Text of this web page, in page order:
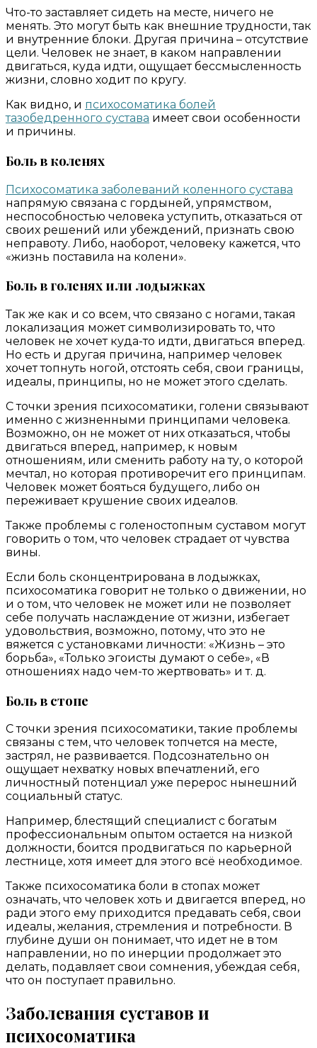
Что-то заставляет сидеть на месте, ничего не
менять. Это могут быть как внешние трудности, так
и внутренние блоки. Другая причина – отсутствие
цели. Человек не знает, в каком направлении
двигаться, куда идти, ощущает бессмысленность
жизни, словно ходит по кругу.
Как видно, и психосоматика болей
тазобедренного сустава имеет свои особенности
и причины.
Боль в коленях
Психосоматика заболеваний коленного сустава
напрямую связана с гордыней, упрямством,
неспособностью человека уступить, отказаться от
своих решений или убеждений, признать свою
неправоту. Либо, наоборот, человеку кажется, что
«жизнь поставила на колени».
Боль в голенях или лодыжках
Так же как и со всем, что связано с ногами, такая
локализация может символизировать то, что
человек не хочет куда-то идти, двигаться вперед.
Но есть и другая причина, например человек
хочет топнуть ногой, отстоять себя, свои границы,
идеалы, принципы, но не может этого сделать.
С точки зрения психосоматики, голени связывают
именно с жизненными принципами человека.
Возможно, он не может от них отказаться, чтобы
двигаться вперед, например, к новым
отношениям, или сменить работу на ту, о которой
мечтал, но которая противоречит его принципам.
Человек может бояться будущего, либо он
переживает крушение своих идеалов.
Также проблемы с голеностопным суставом могут
говорить о том, что человек страдает от чувства
вины.
Если боль сконцентрирована в лодыжках,
психосоматика говорит не только о движении, но
и о том, что человек не может или не позволяет
себе получать наслаждение от жизни, избегает
удовольствия, возможно, потому, что это не
вяжется с установками личности: «Жизнь – это
борьба», «Только эгоисты думают о себе», «В
отношениях надо чем-то жертвовать» и т. д.
Боль в стопе
С точки зрения психосоматики, такие проблемы
связаны с тем, что человек топчется на месте,
застрял, не развивается. Подсознательно он
ощущает нехватку новых впечатлений, его
личностный потенциал уже перерос нынешний
социальный статус.
Например, блестящий специалист с богатым
профессиональным опытом остается на низкой
должности, боится продвигаться по карьерной
лестнице, хотя имеет для этого всё необходимое.
Также психосоматика боли в стопах может
означать, что человек хоть и двигается вперед, но
ради этого ему приходится предавать себя, свои
идеалы, желания, стремления и потребности. В
глубине души он понимает, что идет не в том
направлении, но по инерции продолжает это
делать, подавляет свои сомнения, убеждая себя,
что он поступает правильно.
Заболевания суставов и
психосоматика